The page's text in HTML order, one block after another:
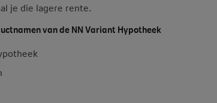
je die lagere rente.
van de NN Variant Hypotheek